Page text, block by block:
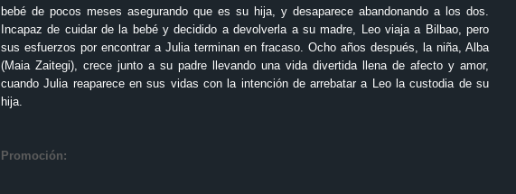
bebé de pocos meses asegurando que es su hija, y desaparece abandonando a los dos.
Incapaz de cuidar de la bebé y decidido a devolverla a su madre, Leo viaja a Bilbao, pero
sus esfuerzos por encontrar a Julia terminan en fracaso. Ocho años después, la niña, Alba
(Maia Zaitegi), crece junto a su padre llevando una vida divertida llena de afecto y amor,
cuando Julia reaparece en sus vidas con la intención de arrebatar a Leo la custodia de su
hija.
Promoción: